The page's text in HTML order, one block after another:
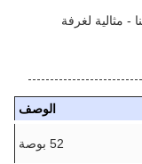
مثالية لغرفة
الوصف
52 بوصة